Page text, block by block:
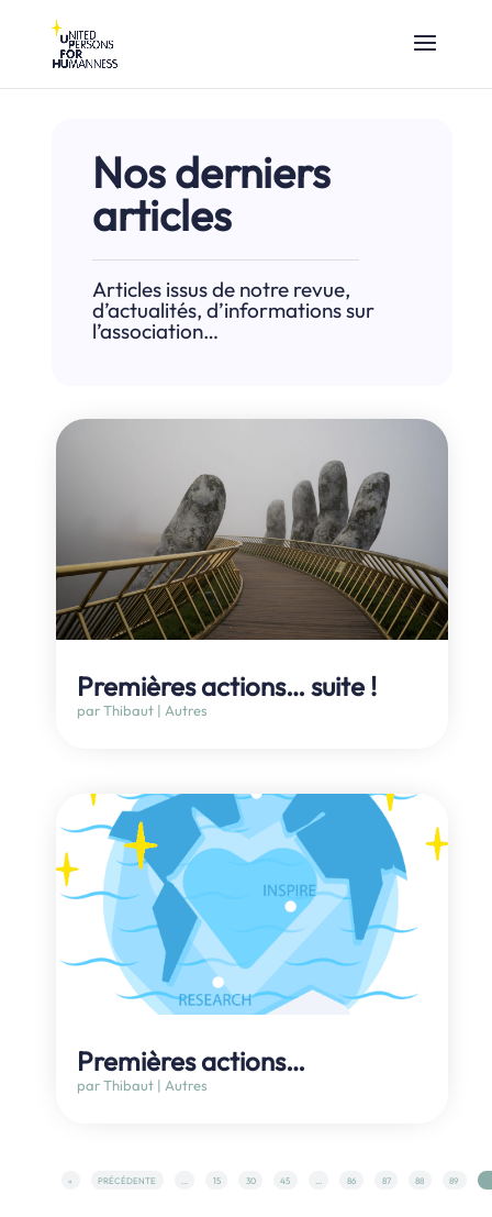
Nos derniers
articles
Articles issus de notre revue,
d’actualités, d’informations sur
l’association…
Premières actions… suite !
parThibaut | Autres
Premières actions…
parThibaut | Autres
« PRÉCÉDENTE 15 30 45 86 87 88 89